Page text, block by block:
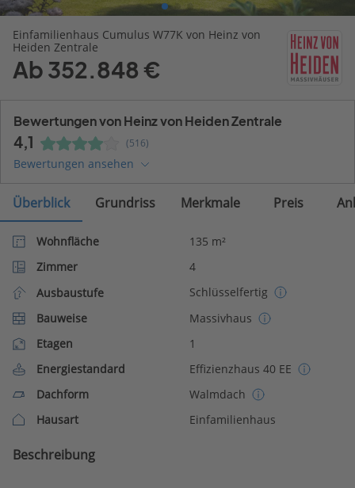
Einfamilienhaus Cumulus W77K von Heinz von
Heiden Zentrale
Ab 352.848 €
Bewertungen von Heinz von Heiden Zentrale
4,1 (516)
Bewertungen ansehen
Überblick Grundriss Merkmale Preis
Wohnfläche
135 m²
Zimmer
4
Ausbaustufe
Schlüsselfertig
Bauweise
Massivhaus
Etagen
1
Energiestandard
Effizienzhaus 40 EE
Dachform
Walmdach
Hausart
Einfamilienhaus
Beschreibung